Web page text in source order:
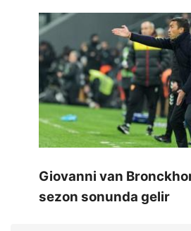
Giovanni van
sezon sonunda gelir